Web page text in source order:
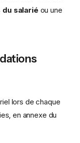
salarié ou une
lors de chaque
en annexe du